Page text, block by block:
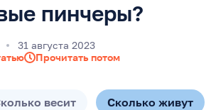
пинчеры?
31 августа 2023
Прочитать потом
весит Сколько живут